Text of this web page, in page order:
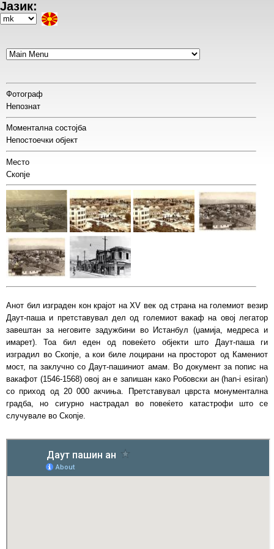
Skip
to
Јазик:
Select
Фотограф
Непознат
Моментална состојба
Непостоечки објект
Место
Скопје
Анот бил изграден кон крајот на XV век од страна на големиот везир
Даут-паша и претставувал дел од големиот вакаф на овој легатор
завештан за неговите задужбини во Истанбул (џамија, медреса и
имарет). Тоа бил еден од повеќето објекти што Даут-паша ги
изградил во Скопје, а кои биле лоцирани на просторот од Камениот
мост, па заклучно со Даут-пашиниот амам. Во документ за попис на
вакафот (1546-1568) овој ан е запишан како Робовски ан (han-i esiran)
со приход од 20 000 акчиња. Претставувал цврста монументална
градба, но сигурно настрадал во повеќето катастрофи што се
случувале во Скопје.